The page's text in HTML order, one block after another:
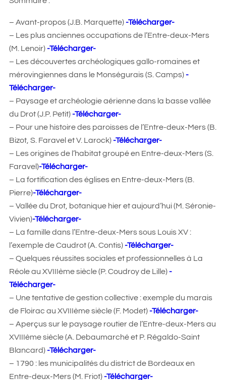
– Avant-propos (J.B. Marquette)-Télécharger-
– Les plus anciennes occupations de l’Entre-deux-Mers
(M. Lenoir)-Télécharger-
– Les découvertes archéologiques gallo-romaines et
mérovingiennes dans le Monségurais (S. Camps)-
Télécharger-
– Paysage et archéologie aérienne dans la basse vallée
du Drot (J.P. Petit)-Télécharger-
– Pour une histoire des paroisses de l’Entre-deux-Mers (B.
Bizot, S. Faravel et V. Larock)-Télécharger-
– Les origines de l’habitat groupé en Entre-deux-Mers (S.
Faravel)-Télécharger-
– La fortification des églises en Entre-deux-Mers (B.
Pierre)-Télécharger-
– Vallée du Drot, botanique hier et aujourd’hui (M. Séronie-
Vivien)-Télécharger-
– La famille dans l’Entre-deux-Mers sous Louis XV :
l’exemple de Caudrot (A. Contis)-Télécharger-
– Quelques réussites sociales et professionnelles à La
Réole au XVIIIème siècle (P. Coudroy de Lille)-
Télécharger-
– Une tentative de gestion collective : exemple du marais
de Floirac au XVIIIème siècle (F. Modet)-Télécharger-
– Aperçus sur le paysage routier de l’Entre-deux-Mers au
XVIIIème siècle (A. Debaumarché et P. Régaldo-Saint
Blancard)-Télécharger-
– 1790 : les municipalités du district de Bordeaux en
Entre-deux-Mers (M. Friot)-Télécharger-